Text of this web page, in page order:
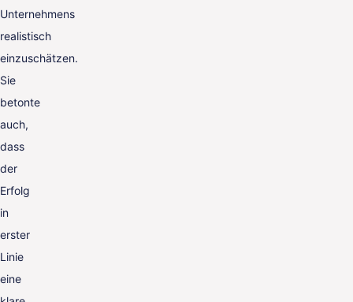
Unternehmens
realistisch
einzuschätzen.
Sie
betonte
auch,
dass
der
Erfolg
in
erster
Linie
eine